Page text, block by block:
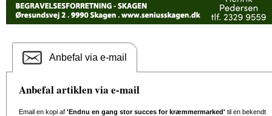
Anbefal via e-mail
Anbefal artiklen via e-mail
Email en kopi af 'Endnu en gang stor succes for kræmmermarked' til en bekendt